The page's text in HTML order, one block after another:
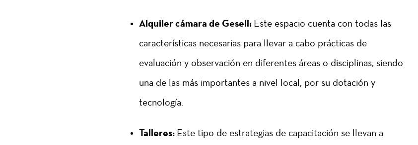
Alquiler cámara de Gesell: Este espacio cuenta con todas las
características necesarias para llevar a cabo prácticas de
evaluación y observación en diferentes áreas o disciplinas, siendo
una de las más importantes a nivel local, por su dotación y
tecnología.
Talleres: Este tipo de estrategias de capacitación se llevan a